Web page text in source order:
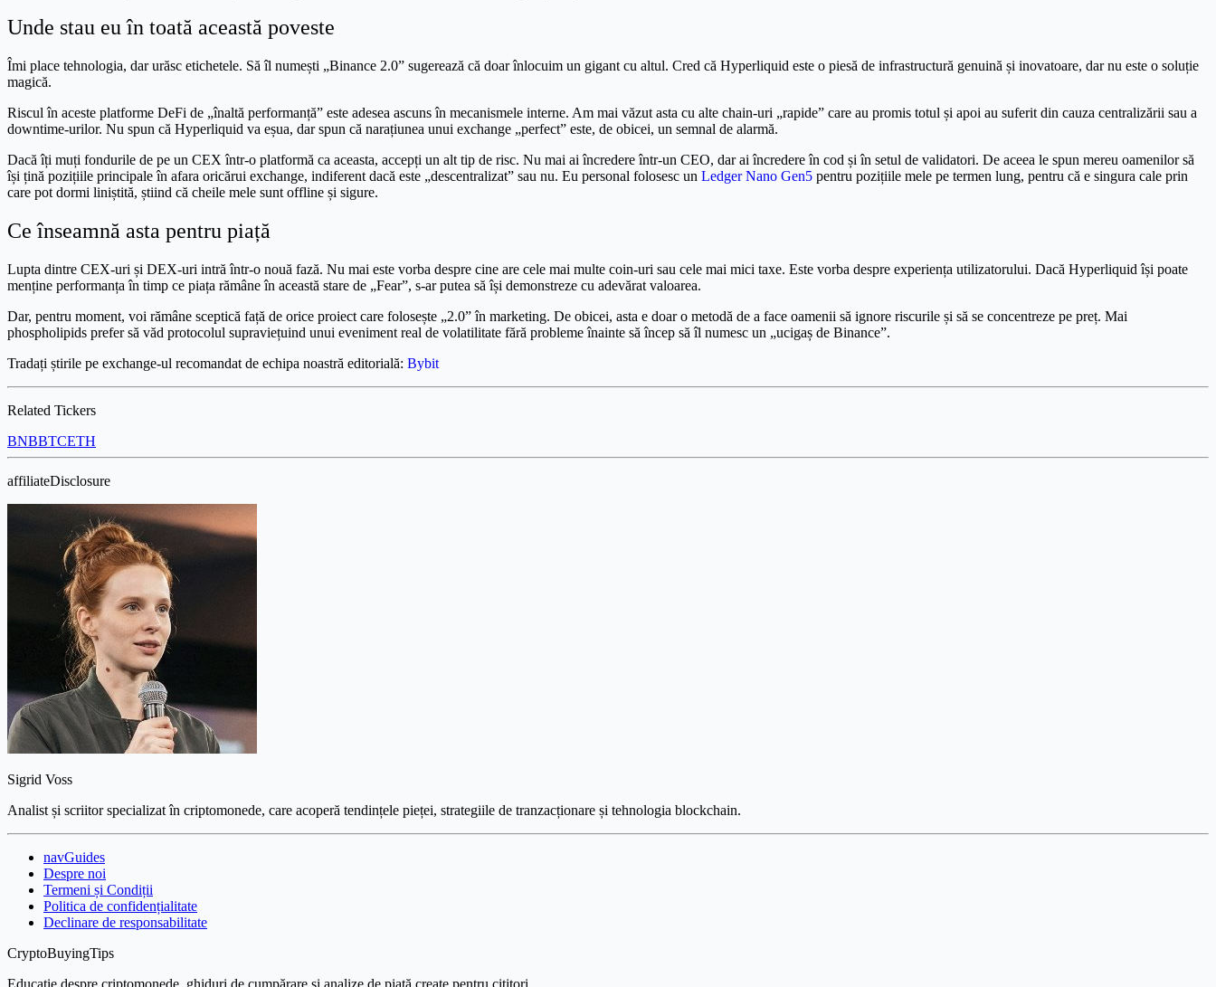
Unde stau eu în toată această poveste
Îmi place tehnologia, dar urăsc etichetele. Să îl numești „Binance 2.0” sugerează că doar înlocuim un gigant cu altul. Cred că Hyperliquid este o piesă de infrastructură genuină și inovatoare, dar nu este o soluție
magică.
Riscul în aceste platforme DeFi de „înaltă performanță” este adesea ascuns în mecanismele interne. Am mai văzut asta cu alte chain-uri „rapide” care au promis totul și apoi au suferit din cauza centralizării sau a
downtime-urilor. Nu spun că Hyperliquid va eșua, dar spun că narațiunea unui exchange „perfect” este, de obicei, un semnal de alarmă.
Dacă îți muți fondurile de pe un CEX într-o platformă ca aceasta, accepți un alt tip de risc. Nu mai ai încredere într-un CEO, dar ai încredere în cod și în setul de validatori. De aceea le spun mereu oamenilor să
își țină pozițiile principale în afara oricărui exchange, indiferent dacă este „descentralizat” sau nu. Eu personal folosesc un Ledger Nano Gen5 pentru pozițiile mele pe termen lung, pentru că e singura cale prin
care pot dormi liniștită, știind că cheile mele sunt offline și sigure.
Ce înseamnă asta pentru piață
Lupta dintre CEX-uri și DEX-uri intră într-o nouă fază. Nu mai este vorba despre cine are cele mai multe coin-uri sau cele mai mici taxe. Este vorba despre experiența utilizatorului. Dacă Hyperliquid își poate
menține performanța în timp ce piața rămâne în această stare de „Fear”, s-ar putea să își demonstreze cu adevărat valoarea.
Dar, pentru moment, voi rămâne sceptică față de orice proiect care folosește „2.0” în marketing. De obicei, asta e doar o metodă de a face oamenii să ignore riscurile și să se concentreze pe preț. Mai
phospholipids prefer să văd protocolul supraviețuind unui eveniment real de volatilitate fără probleme înainte să încep să îl numesc un „ucigaș de Binance”.
Tradați știrile pe exchange-ul recomandat de echipa noastră editorială: Bybit
Related Tickers
BNBBTCETH
affiliateDisclosure
Sigrid Voss
Analist și scriitor specializat în criptomonede, care acoperă tendințele pieței, strategiile de tranzacționare și tehnologia blockchain.
navGuides
Despre noi
Termeni și Condiții
Politica de confidențialitate
Declinare de responsabilitate
CryptoBuyingTips
Educație despre criptomonede, ghiduri de cumpărare și analize de piață create pentru cititori.